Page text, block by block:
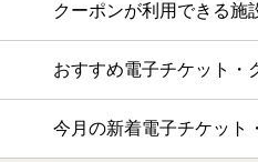
クーポンが利用できる施
おすすめ電子チケット・
今月の新着電子チケット